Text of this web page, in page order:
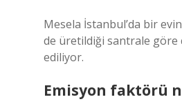
Mesela İstanbul’da bir
de üretildiği santrale göre
ediliyor.
Emisyon faktörü